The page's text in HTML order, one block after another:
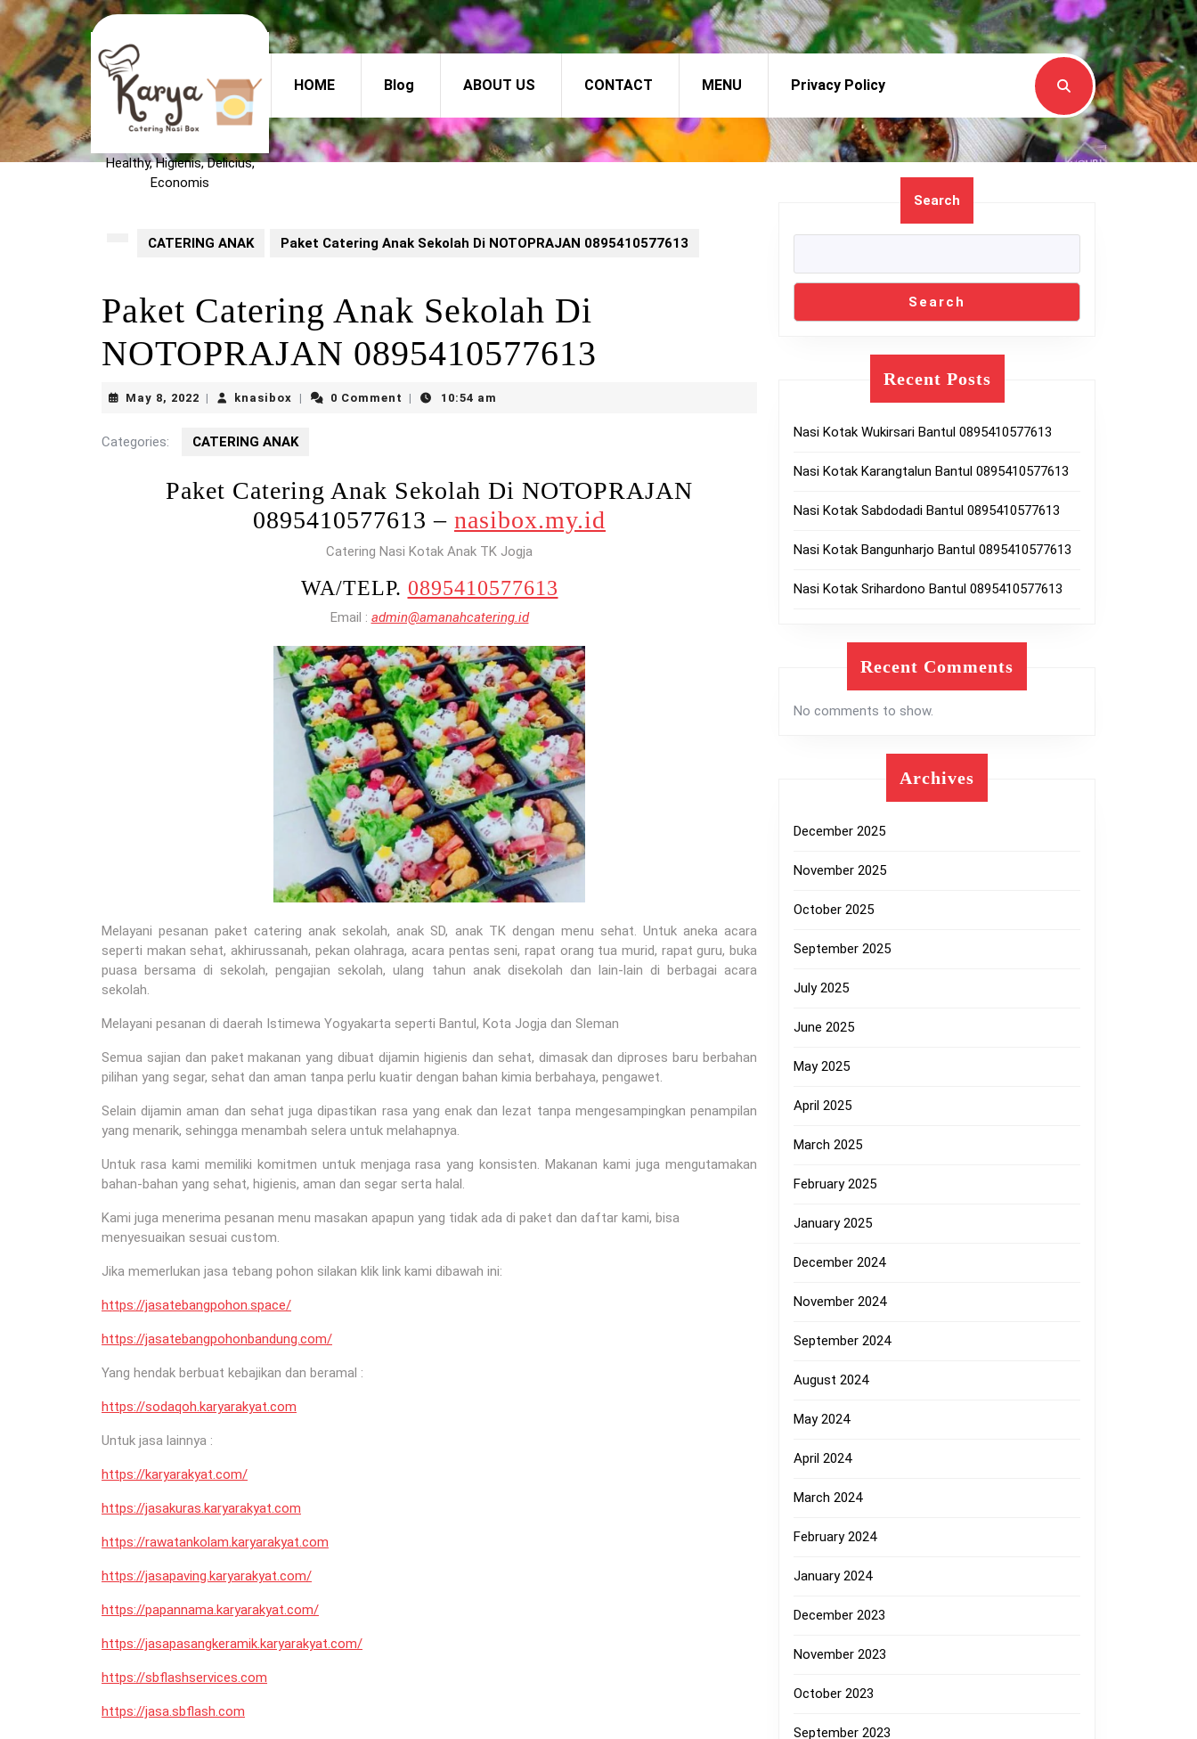
Skip
to
content
Healthy, Higienis, Delicius,
Economis
HOME Blog ABOUT US CONTACT MENU Privacy Policy
CATERING ANAK Paket Catering Anak Sekolah Di NOTOPRAJAN 0895410577613
Paket Catering Anak Sekolah Di
NOTOPRAJAN 0895410577613
May 8, 2022 May
knasibox knasibox0 Comment 10:54 am
Categories: CATERING ANAK
Paket Catering Anak Sekolah Di NOTOPRAJAN
0895410577613 – nasibox.my.id
Catering Nasi Kotak Anak TK Jogja
WA/TELP. 0895410577613
Email : admin@amanahcatering.id
Melayani pesanan paket catering anak sekolah, anak SD, anak TK dengan menu sehat. Untuk aneka acara
seperti makan sehat, akhirussanah, pekan olahraga, acara pentas seni, rapat orang tua murid, rapat guru, buka
puasa bersama di sekolah, pengajian sekolah, ulang tahun anak disekolah dan lain-lain di berbagai acara
sekolah.
Melayani pesanan di daerah Istimewa Yogyakarta seperti Bantul, Kota Jogja dan Sleman
Semua sajian dan paket makanan yang dibuat dijamin higienis dan sehat, dimasak dan diproses baru berbahan
pilihan yang segar, sehat dan aman tanpa perlu kuatir dengan bahan kimia berbahaya, pengawet.
Selain dijamin aman dan sehat juga dipastikan rasa yang enak dan lezat tanpa mengesampingkan penampilan
yang menarik, sehingga menambah selera untuk melahapnya.
Untuk rasa kami memiliki komitmen untuk menjaga rasa yang konsisten. Makanan kami juga mengutamakan
bahan-bahan yang sehat, higienis, aman dan segar serta halal.
Kami juga menerima pesanan menu masakan apapun yang tidak ada di paket dan daftar kami, bisa
menyesuaikan sesuai custom.
Jika memerlukan jasa tebang pohon silakan klik link kami dibawah ini:
https://jasatebangpohon.space/
https://jasatebangpohonbandung.com/
Yang hendak berbuat kebajikan dan beramal :
https://sodaqoh.karyarakyat.com
Untuk jasa lainnya :
https://karyarakyat.com/
https://jasakuras.karyarakyat.com
https://rawatankolam.karyarakyat.com
https://jasapaving.karyarakyat.com/
https://papannama.karyarakyat.com/
https://jasapasangkeramik.karyarakyat.com/
https://sbflashservices.com
https://jasa.sbflash.com
Search
Search
Recent Posts
Nasi Kotak Wukirsari Bantul 0895410577613
Nasi Kotak Karangtalun Bantul 0895410577613
Nasi Kotak Sabdodadi Bantul 0895410577613
Nasi Kotak Bangunharjo Bantul 0895410577613
Nasi Kotak Srihardono Bantul 0895410577613
Recent Comments
No comments to show.
Archives
December 2025
November 2025
October 2025
September 2025
July 2025
June 2025
May 2025
April 2025
March 2025
February 2025
January 2025
December 2024
November 2024
September 2024
August 2024
May 2024
April 2024
March 2024
February 2024
January 2024
December 2023
November 2023
October 2023
September 2023